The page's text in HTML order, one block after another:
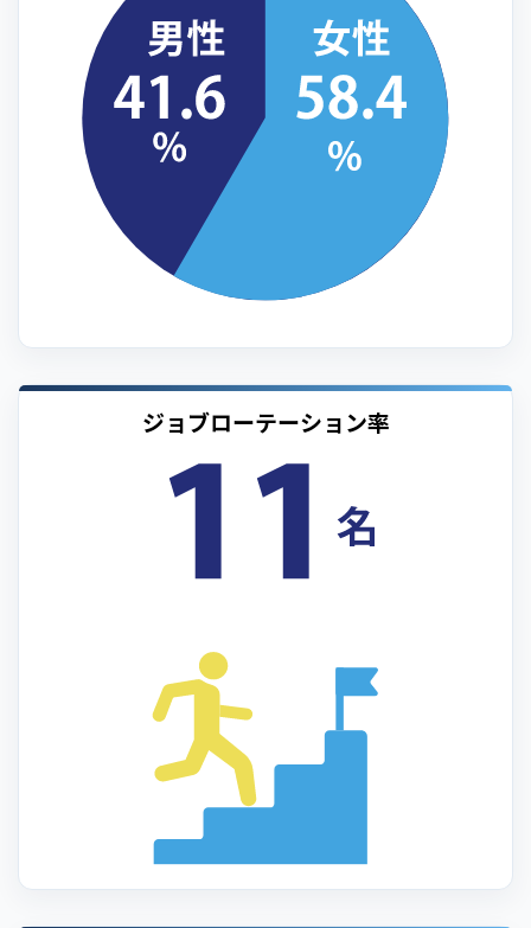
ジョブローテーション率